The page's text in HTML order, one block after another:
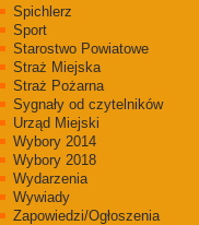
Spichlerz
Sport
Starostwo Powiatowe
Straż Miejska
Straż Pożarna
Sygnały od czytelników
Urząd Miejski
Wybory 2014
Wybory 2018
Wydarzenia
Wywiady
Zapowiedzi/Ogłoszenia